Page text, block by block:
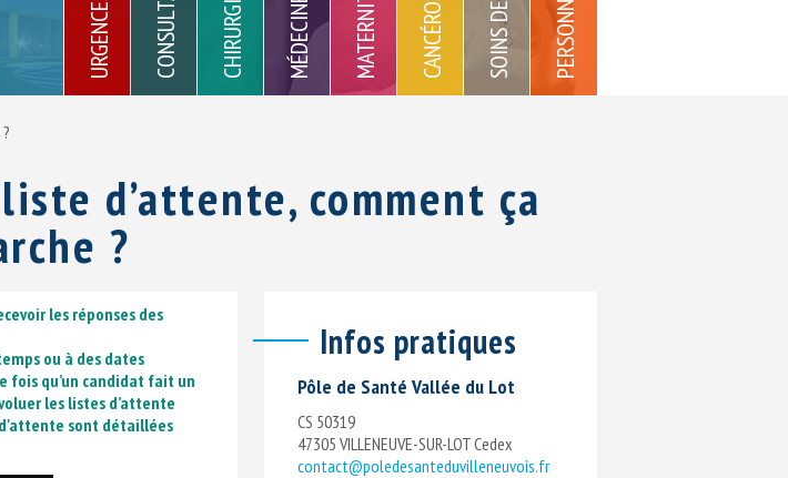
Service Mobile d'Urgence et de
Réanimation (SMUR)
pluridisciplinaires
Prise de rendez-vous en
ligne
CHIRURGIE MÉDECINE Digestives
d’attente, comment ça
?
les réponses des
ou à des dates
fois qu’un candidat fait un
les listes d’attente
sont détaillées
Infos pratiques
Pôle de Santé Vallée du Lot
CS 50319
47305 VILLENEUVE-SUR-LOT Cedex
contact@poledesanteduvilleneuvois.fr